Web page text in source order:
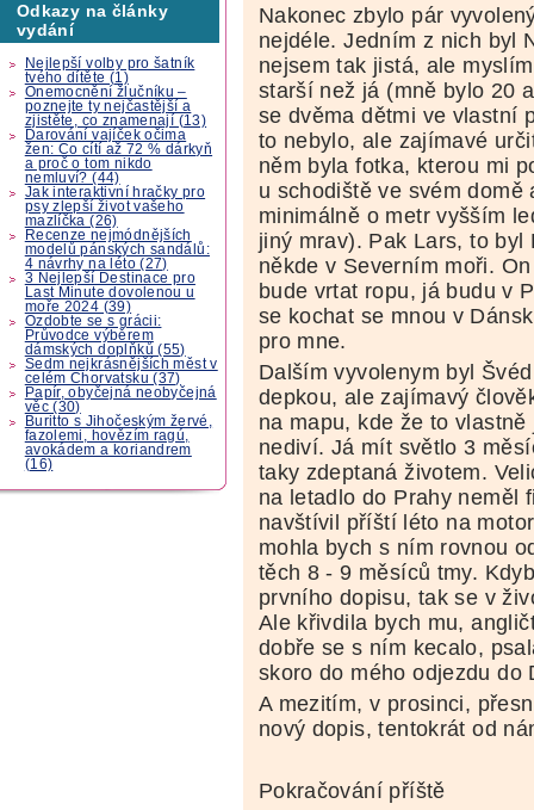
Odkazy na články
vydání
Nejlepší volby pro šatník
tvého dítěte (1)
Onemocnění žlučníku –
poznejte ty nejčastější a
zjistěte, co znamenají (13)
Darování vajíček očima
žen: Co cítí až 72 % dárkyň
a proč o tom nikdo
nemluví? (44)
Jak interaktivní hračky pro
psy zlepší život vašeho
mazlíčka (26)
Recenze nejmódnějších
modelů pánských sandálů:
4 návrhy na léto (27)
3 Nejlepší Destinace pro
Last Minute dovolenou u
moře 2024 (39)
Ozdobte se s grácii:
Průvodce výběrem
dámských doplňků (55)
Sedm nejkrásnějších měst v
celém Chorvatsku (37)
Papír, obyčejná neobyčejná
věc (30)
Buritto s Jihočeským žervé,
fazolemi, hovězím ragú,
avokádem a koriandrem
(16)
Nakonec zbylo pár
nejdéle. Jedním z nich byl
nejsem tak jistá, ale
starší než já (mně bylo 20
se dvěma dětmi ve vlastní
to nebylo, ale zajímavé
něm byla fotka, kterou mi
u schodiště ve svém
minimálně o metr vyšším
jiný mrav). Pak Lars, to
někde v Severním moři.
bude vrtat ropu, já budu v
se kochat se mnou v
pro mne.
Dalším vyvolenym byl
depkou, ale zajímavý
na mapu, kde že to
nediví. Já mít světlo 3
taky zdeptaná životem.
na letadlo do Prahy neměl
navštívil příští léto na
mohla bych s ním rovnou
těch 8 - 9 měsíců tmy.
prvního dopisu, tak se v
Ale křivdila bych mu,
dobře se s ním kecalo,
skoro do mého odjezdu do
A mezitím, v prosinci,
nový dopis, tentokrát od
Pokračování příště